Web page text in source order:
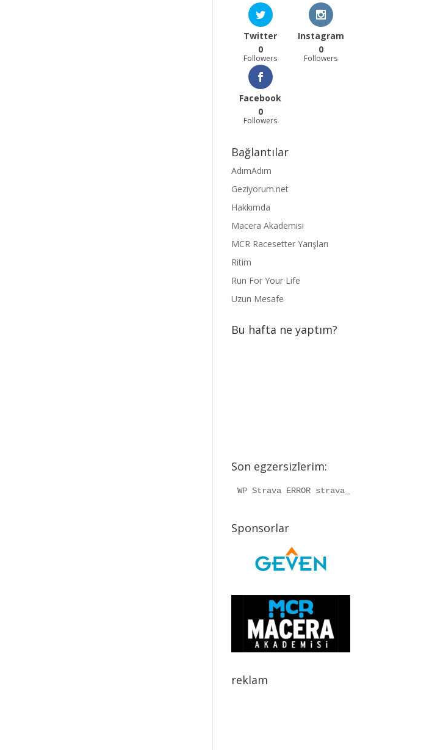
Twitter
0
Followers
Instagram
0
Followers
Facebook
0
Followers
Bağlantılar
AdımAdım
Geziyorum.net
Hakkımda
Macera Akademisi
MCR Racesetter Yarışları
Ritim
Run For Your Life
Uzun Mesafe
Bu hafta ne yaptım?
Son egzersizlerim:
WP Strava ERROR strava_info should
Sponsorlar
reklam